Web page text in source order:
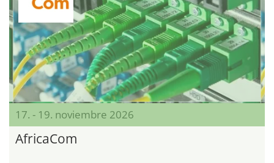
17. - 19. noviembre 2026
AfricaCom